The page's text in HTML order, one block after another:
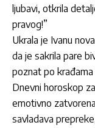
ljubavi, otkrila
pravog!”
Ukrala je Ivanu
da je sakrila pare
poznat po
Dnevni horoskop
emotivno
savladava